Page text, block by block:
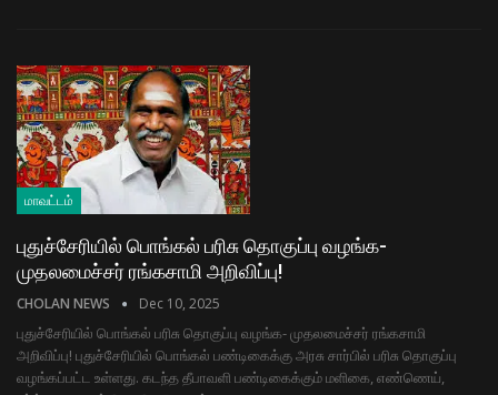
மாவட்டம்
புதுச்சேரியில் பொங்கல் பரிசு தொகுப்பு வழங்க-
முதலமைச்சர் ரங்கசாமி அறிவிப்பு!
CHOLAN NEWS Dec 10, 2025
புதுச்சேரியில் பொங்கல் பரிசு தொகுப்பு வழங்க- முதலமைச்சர் ரங்கசாமி
அறிவிப்பு! புதுச்சேரியில் பொங்கல் பண்டிகைக்கு அரசு சார்பில் பரிசு தொகுப்பு
வழங்கப்பட்ட உள்ளது. கடந்த தீபாவளி பண்டிகைக்கும் மளிகை, எண்ணெய்,